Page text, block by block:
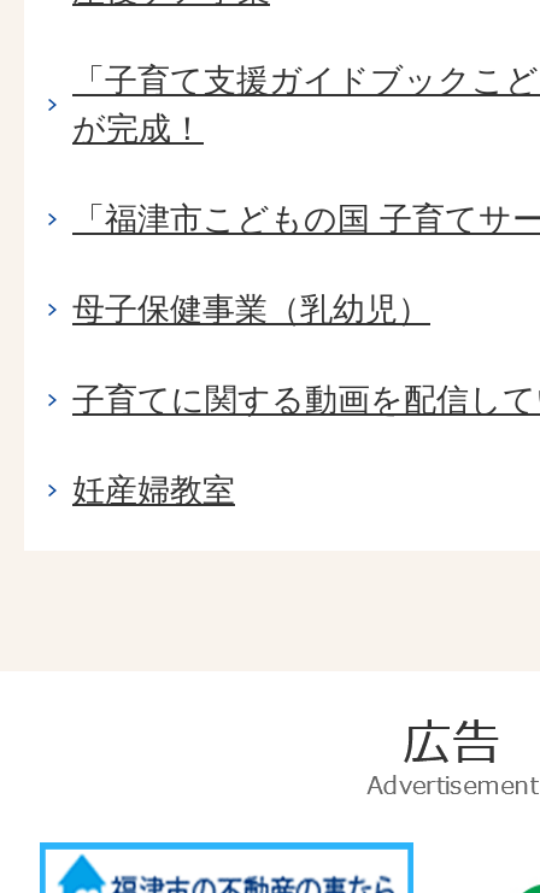
「子育て支援ガイドブックこ
が完成！
「福津市こどもの国 子育てサ
母子保健事業（乳幼児）
子育てに関する動画を配信し
妊産婦教室
告